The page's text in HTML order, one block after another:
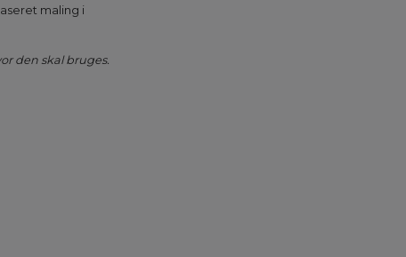
maling i
den skal bruges.